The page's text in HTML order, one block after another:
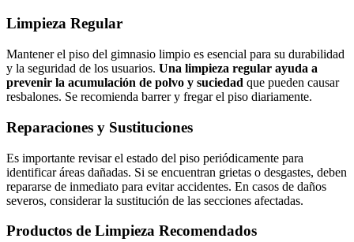
Limpieza Regular
Mantener el piso del gimnasio limpio es esencial para su durabilidad
y la seguridad de los usuarios. Una limpieza regular ayuda a
prevenir la acumulación de polvo y suciedad que pueden causar
resbalones. Se recomienda barrer y fregar el piso diariamente.
Reparaciones y Sustituciones
Es importante revisar el estado del piso periódicamente para
identificar áreas dañadas. Si se encuentran grietas o desgastes, deben
repararse de inmediato para evitar accidentes. En casos de daños
severos, considerar la sustitución de las secciones afectadas.
Productos de Limpieza Recomendados